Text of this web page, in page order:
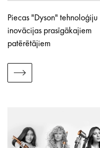
Piecas "Dyson" tehnoloģiju
inovācijas prasīgākajiem
patērētājiem